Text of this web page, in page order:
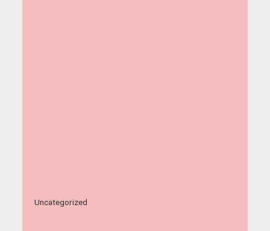
Uncategorized